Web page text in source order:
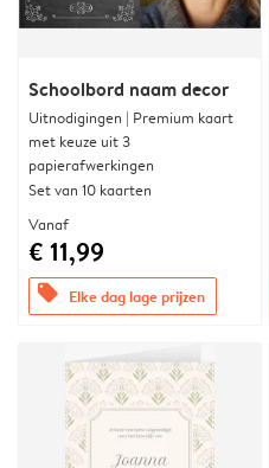
Schoolbord naam decor
Uitnodigingen | Premium kaart
met keuze uit 3
papierafwerkingen
Set van 10 kaarten
Vanaf
€ 11,99
offers Elke dag lage prijzen